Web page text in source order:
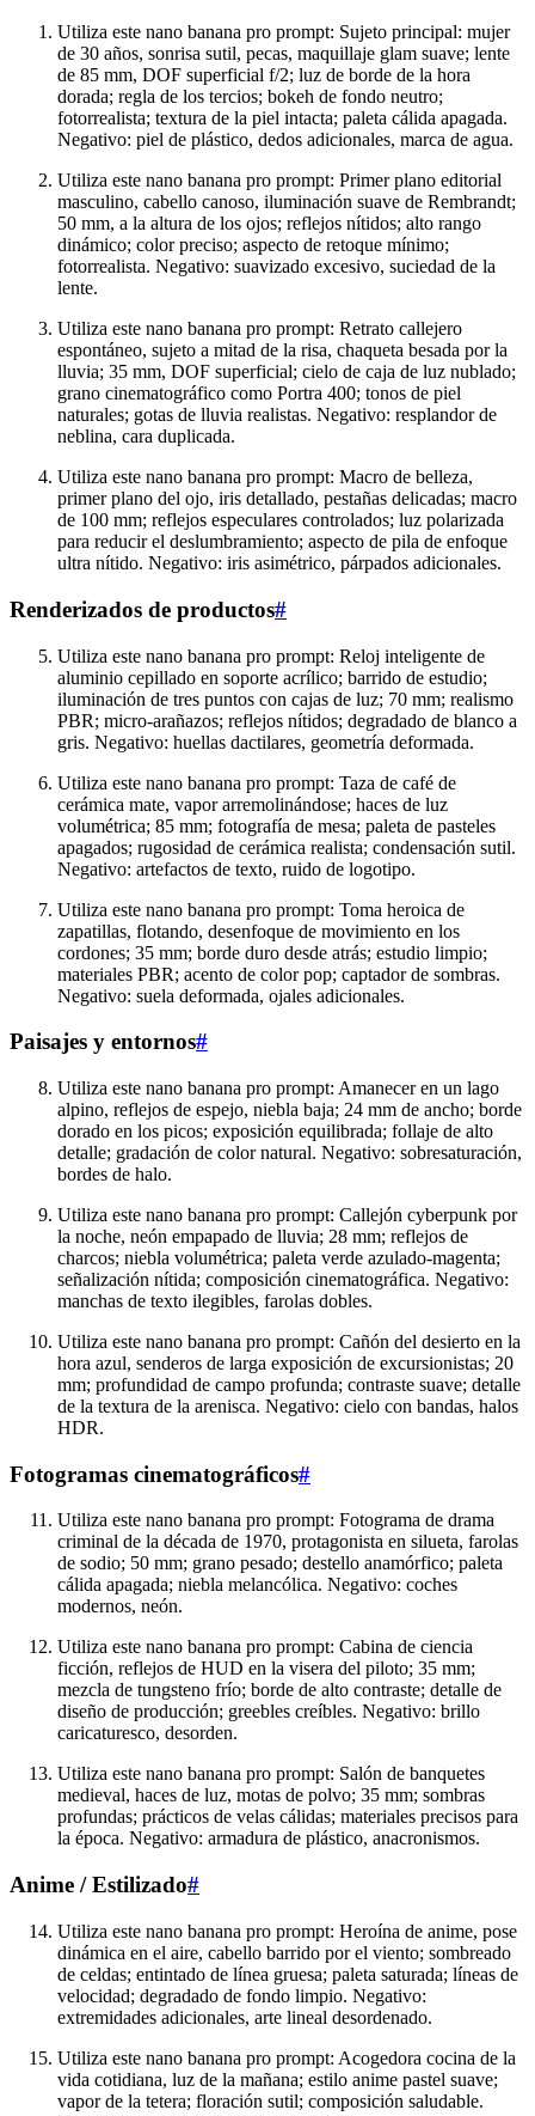
Utiliza este nano banana pro prompt: Sujeto principal: mujer
de 30 años, sonrisa sutil, pecas, maquillaje glam suave; lente
de 85 mm, DOF superficial f/2; luz de borde de la hora
dorada; regla de los tercios; bokeh de fondo neutro;
fotorrealista; textura de la piel intacta; paleta cálida apagada.
Negativo: piel de plástico, dedos adicionales, marca de agua.
Utiliza este nano banana pro prompt: Primer plano editorial
masculino, cabello canoso, iluminación suave de Rembrandt;
50 mm, a la altura de los ojos; reflejos nítidos; alto rango
dinámico; color preciso; aspecto de retoque mínimo;
fotorrealista. Negativo: suavizado excesivo, suciedad de la
lente.
Utiliza este nano banana pro prompt: Retrato callejero
espontáneo, sujeto a mitad de la risa, chaqueta besada por la
lluvia; 35 mm, DOF superficial; cielo de caja de luz nublado;
grano cinematográfico como Portra 400; tonos de piel
naturales; gotas de lluvia realistas. Negativo: resplandor de
neblina, cara duplicada.
Utiliza este nano banana pro prompt: Macro de belleza,
primer plano del ojo, iris detallado, pestañas delicadas; macro
de 100 mm; reflejos especulares controlados; luz polarizada
para reducir el deslumbramiento; aspecto de pila de enfoque
ultra nítido. Negativo: iris asimétrico, párpados adicionales.
Renderizados de productos#
Utiliza este nano banana pro prompt: Reloj inteligente de
aluminio cepillado en soporte acrílico; barrido de estudio;
iluminación de tres puntos con cajas de luz; 70 mm; realismo
PBR; micro-arañazos; reflejos nítidos; degradado de blanco a
gris. Negativo: huellas dactilares, geometría deformada.
Utiliza este nano banana pro prompt: Taza de café de
cerámica mate, vapor arremolinándose; haces de luz
volumétrica; 85 mm; fotografía de mesa; paleta de pasteles
apagados; rugosidad de cerámica realista; condensación sutil.
Negativo: artefactos de texto, ruido de logotipo.
Utiliza este nano banana pro prompt: Toma heroica de
zapatillas, flotando, desenfoque de movimiento en los
cordones; 35 mm; borde duro desde atrás; estudio limpio;
materiales PBR; acento de color pop; captador de sombras.
Negativo: suela deformada, ojales adicionales.
Paisajes y entornos#
Utiliza este nano banana pro prompt: Amanecer en un lago
alpino, reflejos de espejo, niebla baja; 24 mm de ancho; borde
dorado en los picos; exposición equilibrada; follaje de alto
detalle; gradación de color natural. Negativo: sobresaturación,
bordes de halo.
Utiliza este nano banana pro prompt: Callejón cyberpunk por
la noche, neón empapado de lluvia; 28 mm; reflejos de
charcos; niebla volumétrica; paleta verde azulado-magenta;
señalización nítida; composición cinematográfica. Negativo:
manchas de texto ilegibles, farolas dobles.
Utiliza este nano banana pro prompt: Cañón del desierto en la
hora azul, senderos de larga exposición de excursionistas; 20
mm; profundidad de campo profunda; contraste suave; detalle
de la textura de la arenisca. Negativo: cielo con bandas, halos
HDR.
Fotogramas cinematográficos#
Utiliza este nano banana pro prompt: Fotograma de drama
criminal de la década de 1970, protagonista en silueta, farolas
de sodio; 50 mm; grano pesado; destello anamórfico; paleta
cálida apagada; niebla melancólica. Negativo: coches
modernos, neón.
Utiliza este nano banana pro prompt: Cabina de ciencia
ficción, reflejos de HUD en la visera del piloto; 35 mm;
mezcla de tungsteno frío; borde de alto contraste; detalle de
diseño de producción; greebles creíbles. Negativo: brillo
caricaturesco, desorden.
Utiliza este nano banana pro prompt: Salón de banquetes
medieval, haces de luz, motas de polvo; 35 mm; sombras
profundas; prácticos de velas cálidas; materiales precisos para
la época. Negativo: armadura de plástico, anacronismos.
Anime / Estilizado#
Utiliza este nano banana pro prompt: Heroína de anime, pose
dinámica en el aire, cabello barrido por el viento; sombreado
de celdas; entintado de línea gruesa; paleta saturada; líneas de
velocidad; degradado de fondo limpio. Negativo:
extremidades adicionales, arte lineal desordenado.
Utiliza este nano banana pro prompt: Acogedora cocina de la
vida cotidiana, luz de la mañana; estilo anime pastel suave;
vapor de la tetera; floración sutil; composición saludable.